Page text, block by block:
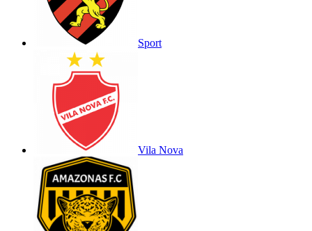
Sport
Vila Nova